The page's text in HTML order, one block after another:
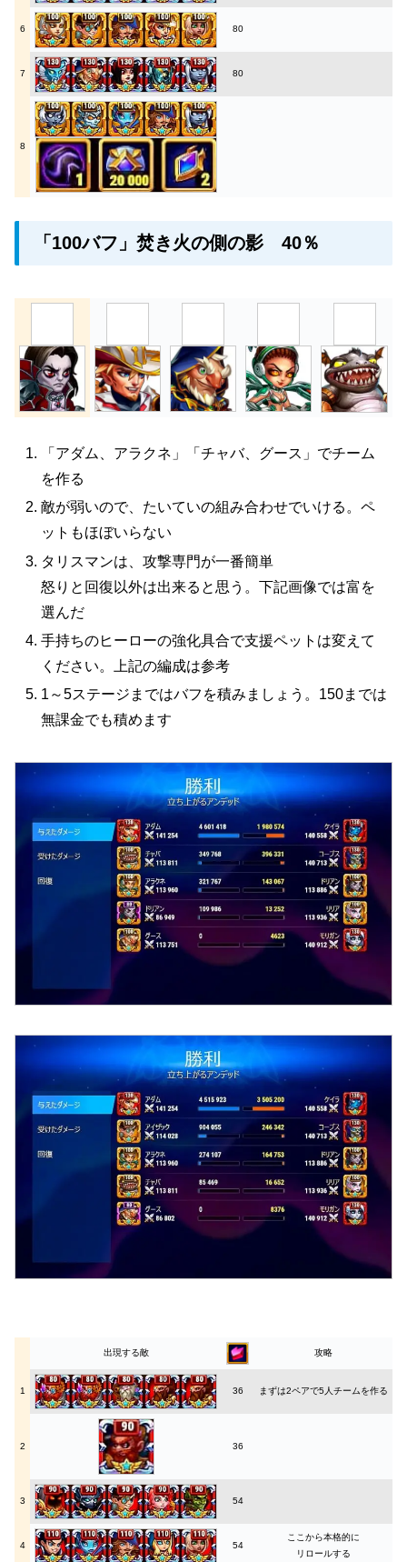
6 80
7 80
8
「100バフ」焚き火の側の影 40％
「アダム、アラクネ」「チャバ、グース」でチーム
を作る
敵が弱いので、たいていの組み合わせでいける。ペ
ットもほぼいらない
タリスマンは、攻撃専門が一番簡単
怒りと回復以外は出来ると思う。下記画像では富を
選んだ
手持ちのヒーローの強化具合で支援ペットは変えて
ください。上記の編成は参考
1～5ステージまではバフを積みましょう。150までは
無課金でも積めます
出現する敵 攻略
1 36 まずは2ペアで5人チームを作る
2 36
3 54
4 54
ここから本格的に
リロールする